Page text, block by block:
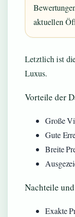
aktuellen
Letztlich ist
Luxus.
Vorteile der
Große
Gute
Breite
Nachteile
Exakte